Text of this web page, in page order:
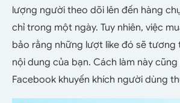
lượng người theo dõi lên đến hàng
chỉ trong một ngày. Tuy nhiên, việc
bảo rằng những lượt like đó sẽ tương
nội dung của bạn. Cách làm này
Facebook khuyến khích người dùng